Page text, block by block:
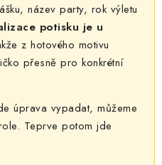
název party, rok výletu
potisku je u
z hotového motivu
přesně pro konkrétní
úprava vypadat, můžeme
Teprve potom jde